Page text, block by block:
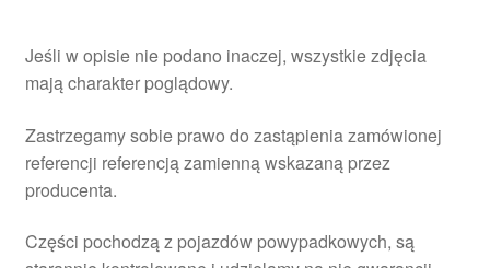
Jeśli w opisie nie podano inaczej, wszystkie zdjęcia
mają charakter poglądowy.
Zastrzegamy sobie prawo do zastąpienia zamówionej
referencji referencją zamienną wskazaną przez
producenta.
Części pochodzą z pojazdów powypadkowych, są